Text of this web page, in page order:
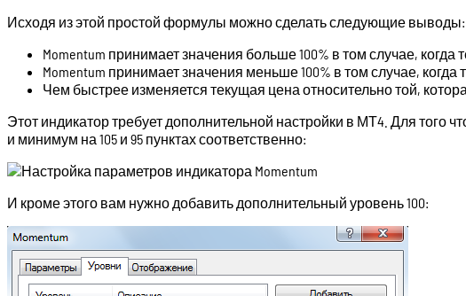
Исходя из этой простой формулы можно сделать следующие выводы:
Momentum принимает значения больше 100% в том случае,
Momentum принимает значения меньше 100% в том случае,
Чем быстрее изменяется текущая цена относительно той,
Этот индикатор требует дополнительной настройки в МТ4. Для того
и минимум на 105 и 95 пунктах соответственно:
И кроме этого вам нужно добавить дополнительный уровень 100: